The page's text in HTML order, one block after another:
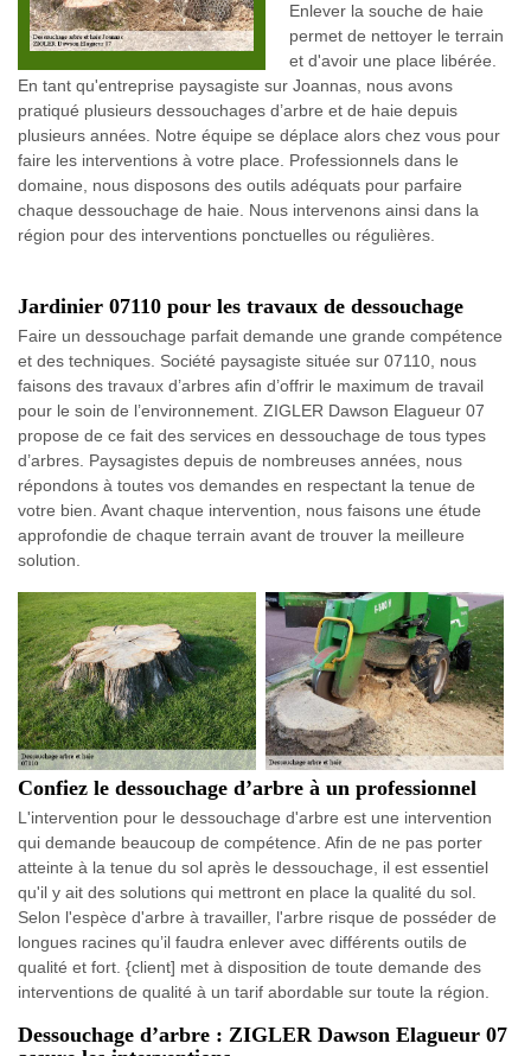
Enlever la souche de haie
permet de nettoyer le terrain
et d'avoir une place libérée.
En tant qu'entreprise paysagiste sur Joannas, nous avons
pratiqué plusieurs dessouchages d’arbre et de haie depuis
plusieurs années. Notre équipe se déplace alors chez vous pour
faire les interventions à votre place. Professionnels dans le
domaine, nous disposons des outils adéquats pour parfaire
chaque dessouchage de haie. Nous intervenons ainsi dans la
région pour des interventions ponctuelles ou régulières.
Jardinier 07110 pour les travaux de dessouchage
Faire un dessouchage parfait demande une grande compétence
et des techniques. Société paysagiste située sur 07110, nous
faisons des travaux d’arbres afin d’offrir le maximum de travail
pour le soin de l’environnement. ZIGLER Dawson Elagueur 07
propose de ce fait des services en dessouchage de tous types
d’arbres. Paysagistes depuis de nombreuses années, nous
répondons à toutes vos demandes en respectant la tenue de
votre bien. Avant chaque intervention, nous faisons une étude
approfondie de chaque terrain avant de trouver la meilleure
solution.
Confiez le dessouchage d’arbre à un professionnel
L'intervention pour le dessouchage d'arbre est une intervention
qui demande beaucoup de compétence. Afin de ne pas porter
atteinte à la tenue du sol après le dessouchage, il est essentiel
qu'il y ait des solutions qui mettront en place la qualité du sol.
Selon l'espèce d'arbre à travailler, l'arbre risque de posséder de
longues racines qu’il faudra enlever avec différents outils de
qualité et fort. {client] met à disposition de toute demande des
interventions de qualité à un tarif abordable sur toute la région.
Dessouchage d’arbre : ZIGLER Dawson Elagueur 07